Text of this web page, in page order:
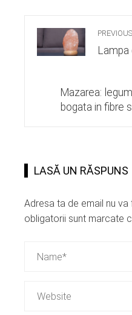
Mazarea:
bogata in fibre
LASĂ UN RĂSPUNS
Adresa ta de email nu va
obligatorii sunt marcate